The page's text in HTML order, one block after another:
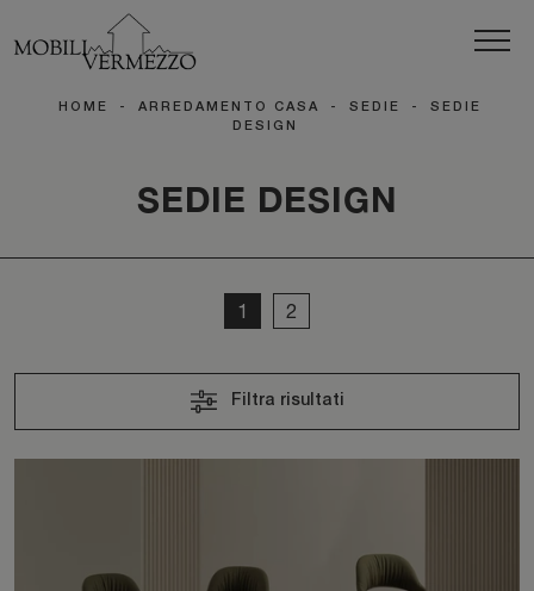
HOME - ARREDAMENTO CASA - SEDIE -
SEDIE
DESIGN
SEDIE DESIGN
1 2
Filtra risultati